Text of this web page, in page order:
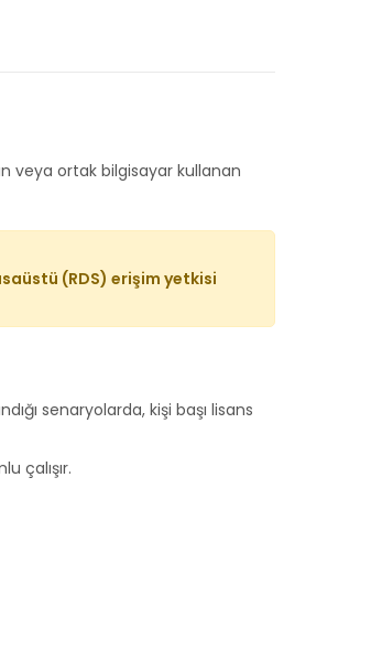
veya ortak bilgisayar kullanan
(RDS) erişim yetkisi
senaryolarda, kişi başı lisans
çalışır.